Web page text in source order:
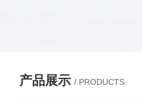
产品展示 / PRODUCTS